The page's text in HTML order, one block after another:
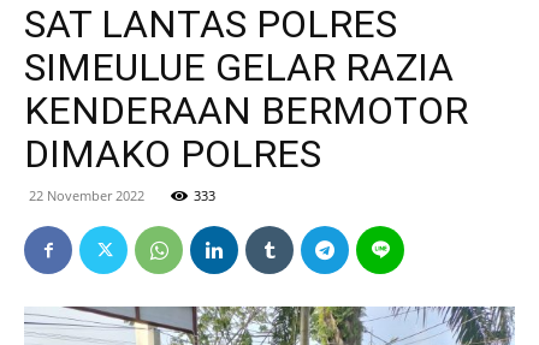
SAT LANTAS POLRES
SIMEULUE GELAR RAZIA
KENDERAAN BERMOTOR
DIMAKO POLRES
22 November 2022 333